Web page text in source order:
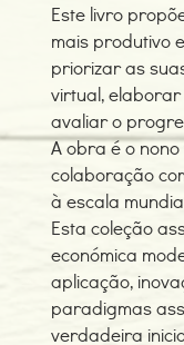
Este livro
mais produtivo
priorizar as
virtual,
avaliar o
A obra é o
colaboração
à escala
Esta coleção
económica
aplicação,
paradigmas
verdadeira